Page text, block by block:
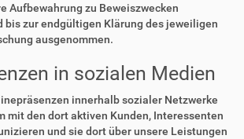
Aufbewahrung zu Beweiszwecken
bis zur endgültigen Klärung des jeweiligen
ausgenommen.
in sozialen Medien
innerhalb sozialer Netzwerke
mit den dort aktiven Kunden, Interessenten
und sie dort über unsere Leistungen